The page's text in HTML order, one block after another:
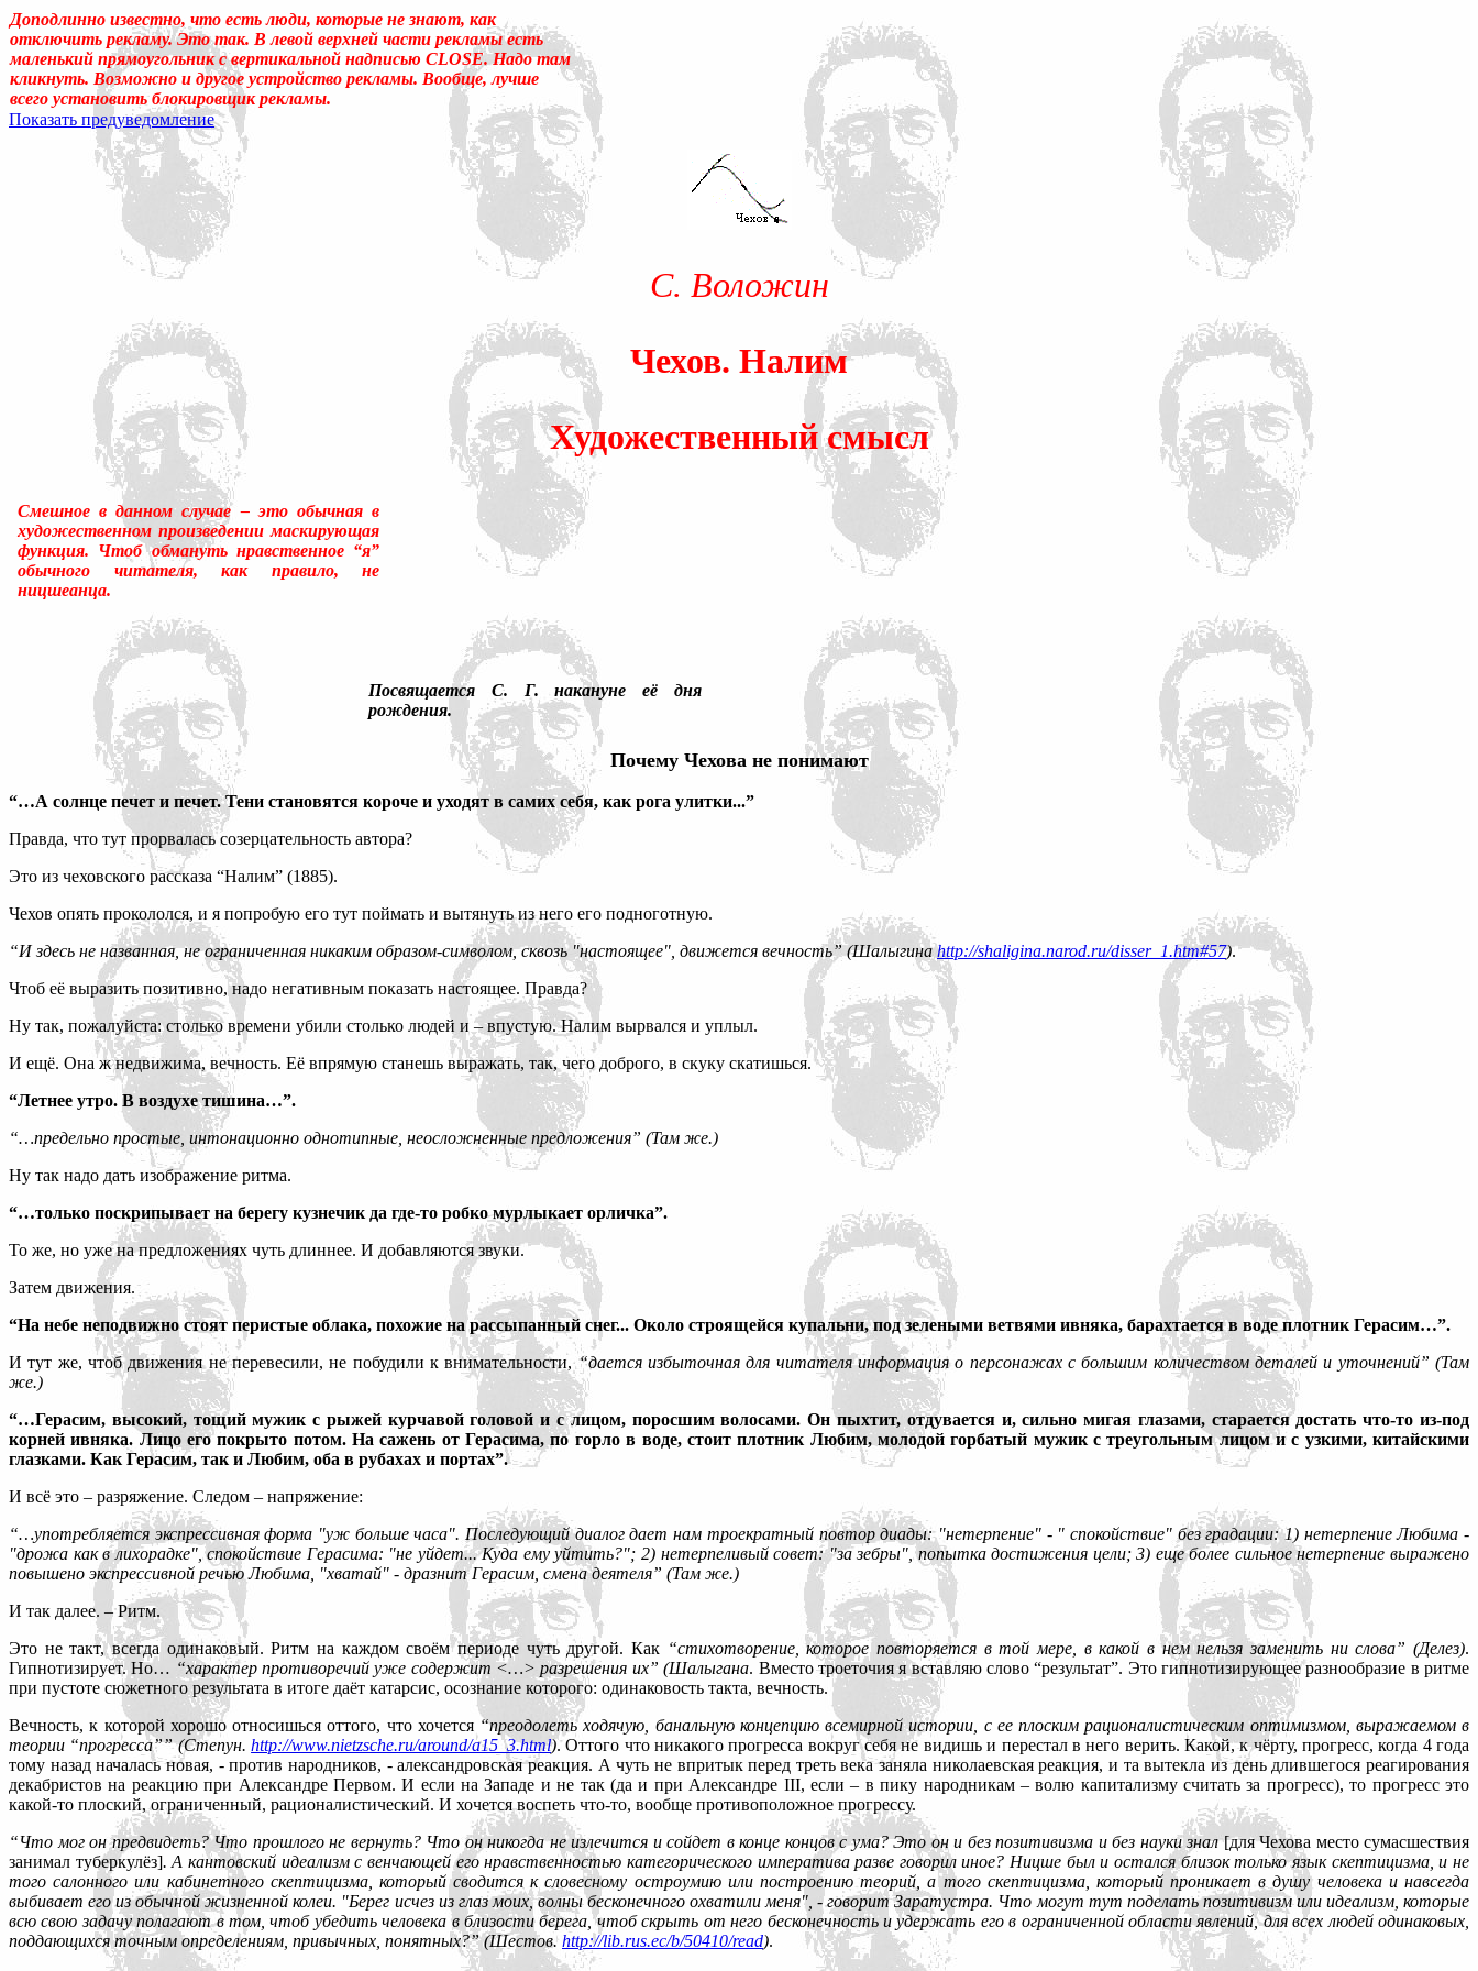
Доподлинно известно, что есть люди, которые не знают, как
отключить рекламу. Это так. В левой верхней части рекламы есть
маленький прямоугольник с вертикальной надписью CLOSE. Надо там
кликнуть. Возможно и другое устройство рекламы. Вообще, лучше
всего установить блокировщик рекламы.
Показать предуведомление
Уважаемые! Умоляю: не садитесь читать, если ещё не отошли от суеты. – Перед вами то, что называется трудным чтением. И ещё: поверьте, что захотеть понять не достаточно, чтоб понять.
Может, перечитать надо, или медленно перечитать, или сформулировать вопрос о том, что не понятно.Прошу прощения! Так случилось, что я много лет пользовался устаревшим термином
«подсознательный» в отношении идеала автора, тогда как надо было писать «сверхсознательный». Так я не буду ни менять в тысячах мест, ни в будущем не пользоваться устаревшим.Ещё
одна накладка обнаружилась: неточное применение слова «сознание». Оно-то или его аналог (как состояние, противоположное поведенческому сну [отличающемуся от сезонного сна]) есть и
у животных, и у растений, и у бактерий. (Специфична для человека вторая сигнальная система, а не сознание.) А я сознание всюду применял как чисто человеческое, противопоставляя
подсознательному. Да и подсознательное часто применял, не акцентируя, что оно-то обеспечивает любое человеческое деяние, и есть только одна его часть, которая – в ранге подсознательного
идеала – обеспечивает в неприкладном искусстве общение подсознаний автора и восприемника по сокровенному поводу. По несокровенному обеспечивается общение подсознаний в
прикладном искусстве (которое о, в общем-то, знаемом и рожденном замыслом сознания). Я не стану нигде уточнять и акцентировать.
С. Воложин
Чехов. Налим
Художественный смысл
Смешное в данном случае – это обычная в
художественном произведении маскирующая
функция. Чтоб обмануть нравственное “я”
обычного читателя, как правило, не
ницшеанца.
Посвящается С. Г. накануне её дня
рождения.
Почему Чехова не понимают
“…А солнце печет и печет. Тени становятся короче и уходят в самих себя, как рога улитки...”
Правда, что тут прорвалась созерцательность автора?
Это из чеховского рассказа “Налим” (1885).
Чехов опять прокололся, и я попробую его тут поймать и вытянуть из него его подноготную.
“И здесь не названная, не ограниченная никаким образом-символом, сквозь "настоящее", движется вечность” (Шалыгинаhttp://shaligina.narod.ru/disser_1.htm#57).
Чтоб её выразить позитивно, надо негативным показать настоящее. Правда?
Ну так, пожалуйста: столько времени убили столько людей и – впустую. Налим вырвался и уплыл.
И ещё. Она ж недвижима, вечность. Её впрямую станешь выражать, так, чего доброго, в скуку скатишься.
“Летнее утро. В воздухе тишина…”.
“…предельно простые, интонационно однотипные, неосложненные предложения” (Там же.)
Ну так надо дать изображение ритма.
“…только поскрипывает на берегу кузнечик да где-то робко мурлыкает орличка”.
То же, но уже на предложениях чуть длиннее. И добавляются звуки.
Затем движения.
“На небе неподвижно стоят перистые облака, похожие на рассыпанный снег... Около строящейся купальни, под зелеными ветвями ивняка, барахтается в воде плотник Герасим…”.
И тут же, чтоб движения не перевесили, не побудили к внимательности,“дается избыточная для читателя информация о персонажах с большим количеством деталей и уточнений” (Там
же.)
“…Герасим, высокий, тощий мужик с рыжей курчавой головой и с лицом, поросшим волосами. Он пыхтит, отдувается и, сильно мигая глазами, старается достать что-то из-под
корней ивняка. Лицо его покрыто потом. На сажень от Герасима, по горло в воде, стоит плотник Любим, молодой горбатый мужик с треугольным лицом и с узкими, китайскими
глазками. Как Герасим, так и Любим, оба в рубахах и портах”.
И всё это – разряжение. Следом – напряжение:
“…употребляется экспрессивная форма "уж больше часа". Последующий диалог дает нам троекратный повтор диады: "нетерпение" - " спокойствие" без градации: 1) нетерпение Любима -
"дрожа как в лихорадке", спокойствие Герасима: "не уйдет... Куда ему уйтить?"; 2) нетерпеливый совет: "за зебры", попытка достижения цели; 3) еще более сильное нетерпение выражено
повышено экспрессивной речью Любима, "хватай" - дразнит Герасим, смена деятеля” (Там же.)
И так далее. – Ритм.
Это не такт, всегда одинаковый. Ритм на каждом своём периоде чуть другой. Как “стихотворение, которое повторяется в той мере, в какой в нем нельзя заменить ни слова” (Делез).
Гипнотизирует. Но… “характер противоречий уже содержит <…> разрешения их” (Шалыгана. Вместо троеточия я вставляю слово “результат”. Это гипнотизирующее разнообразие в ритме
при пустоте сюжетного результата в итоге даёт катарсис, осознание которого: одинаковость такта, вечность.
Вечность, к которой хорошо относишься оттого, что хочется “преодолеть ходячую, банальную концепцию всемирной истории, с ее плоским рационалистическим оптимизмом, выражаемом в
теории “прогресса”” (Степун.http://www.nietzsche.ru/around/a15_3.html). Оттого что никакого прогресса вокруг себя не видишь и перестал в него верить. Какой, к чёрту, прогресс, когда 4 года
тому назад началась новая, - против народников, - александровская реакция. А чуть не впритык перед треть века заняла николаевская реакция, и та вытекла из день длившегося реагирования
декабристов на реакцию при Александре Первом. И если на Западе и не так (да и при Александре III, если – в пику народникам – волю капитализму считать за прогресс), то прогресс это
какой-то плоский, ограниченный, рационалистический. И хочется воспеть что-то, вообще противоположное прогрессу.
“Что мог он предвидеть? Что прошлого не вернуть? Что он никогда не излечится и сойдет в конце концов с ума? Это он и без позитивизма и без науки знал[для Чехова место сумасшествия
занимал туберкулёз]. А кантовский идеализм с венчающей его нравственностью категорического императива разве говорил иное? Ницше был и остался близок только язык скептицизма, и не
того салонного или кабинетного скептицизма, который сводится к словесному остроумию или построению теорий, а того скептицизма, который проникает в душу человека и навсегда
выбивает его из обычной жизненной колеи. "Берег исчез из глаз моих, волны бесконечного охватили меня", - говорит Заратустра. Что могут тут поделать позитивизм или идеализм, которые
всю свою задачу полагают в том, чтоб убедить человека в близости берега, чтоб скрыть от него бесконечность и удержать его в ограниченной области явлений, для всех людей одинаковых,
поддающихся точным определениям, привычных, понятных?” (Шестов. http://lib.rus.ec/b/50410/read).